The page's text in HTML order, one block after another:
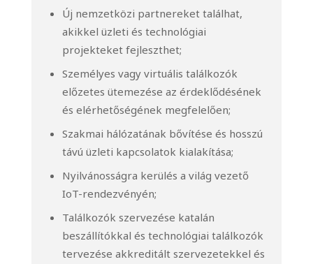
Új nemzetközi partnereket találhat,
akikkel üzleti és technológiai
projekteket fejleszthet;
Személyes vagy virtuális találkozók
előzetes ütemezése az érdeklődésének
és elérhetőségének megfelelően;
Szakmai hálózatának bővítése és hosszú
távú üzleti kapcsolatok kialakítása;
Nyilvánosságra kerülés a világ vezető
IoT-rendezvényén;
Találkozók szervezése katalán
beszállítókkal és technológiai találkozók
tervezése akkreditált szervezetekkel és